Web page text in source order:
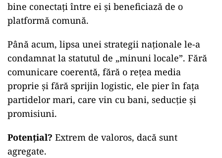
bine conectați între ei și beneficiază de o
platformă comună.
Până acum, lipsa unei strategii naționale le-a
condamnat la statutul de „minuni locale”. Fără
comunicare coerentă, fără o rețea media
proprie și fără sprijin logistic, ele pier în fața
partidelor mari, care vin cu bani, seducție și
promisiuni.
Potențial? Extrem de valoros, dacă sunt
agregate.